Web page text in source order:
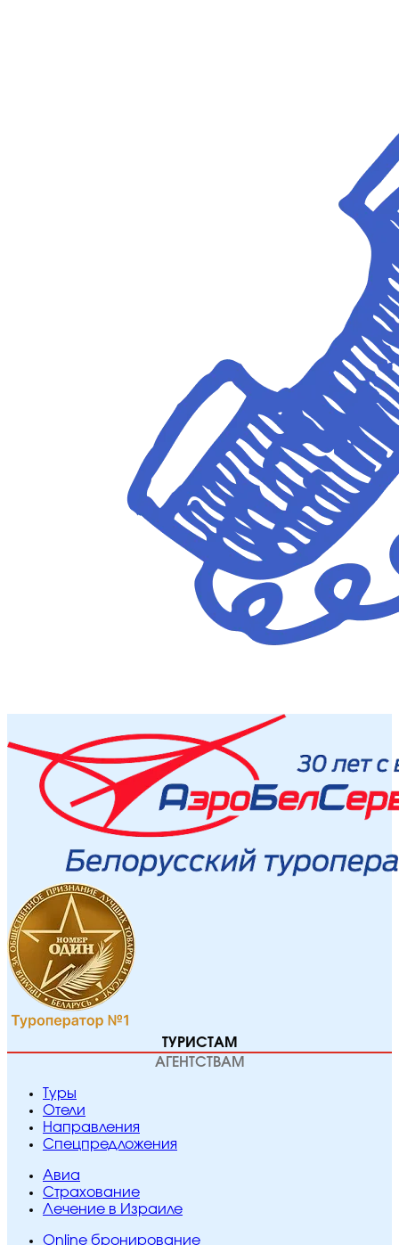
ТУРИСТАМ
АГЕНТСТВАМ
Туры
Отели
Направления
Спецпредложения
Авиа
Страхование
Лечение в Израиле
Online бронирование